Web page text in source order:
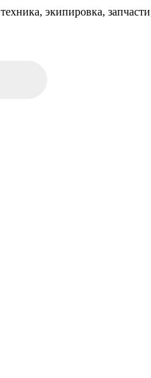
техника, экипировка,